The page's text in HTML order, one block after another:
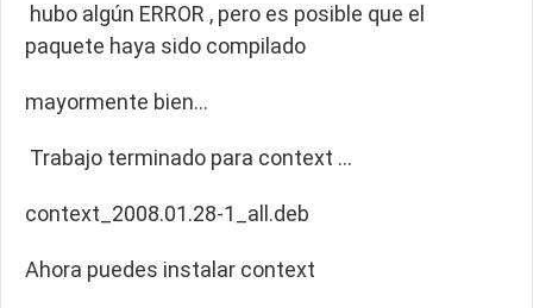
hubo algún ERROR , pero es posible que el
paquete haya sido compilado
mayormente bien…
Trabajo terminado para context …
context_2008.01.28-1_all.deb
Ahora puedes instalar context